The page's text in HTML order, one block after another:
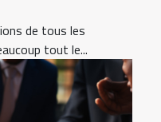
de tous les
tout le...